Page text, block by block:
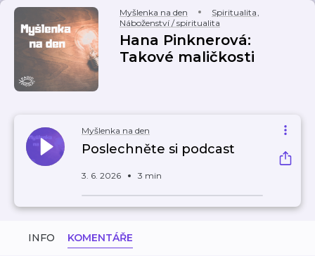
Myšlenka na den Spiritualita,
Náboženství / spiritualita
Hana Pinknerová:
Takové maličkosti
Myšlenka na den
Poslechněte si podcast
3. 6. 2026 3 min
INFO KOMENTÁŘE